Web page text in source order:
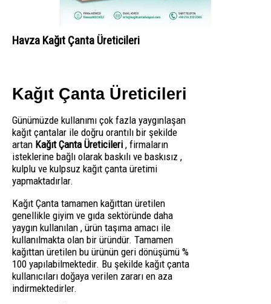
Havza Kağıt Çanta Üreticileri
Kağıt Çanta Üreticileri
Günümüzde kullanımı çok fazla yaygınlaşan
kağıt çantalar ile doğru orantılı bir şekilde
artan Kağıt Çanta Üreticileri , firmaların
isteklerine bağlı olarak baskılı ve baskısız ,
kulplu ve kulpsuz kağıt çanta üretimi
yapmaktadırlar.
Kağıt Çanta tamamen kağıttan üretilen
genellikle giyim ve gıda sektöründe daha
yaygın kullanılan , ürün taşıma amacı ile
kullanılmakta olan bir üründür. Tamamen
kağıttan üretilen bu ürünün geri dönüşümü %
100 yapılabilmektedir. Bu şekilde kağıt çanta
kullanıcıları doğaya verilen zararı en aza
indirmektedirler.